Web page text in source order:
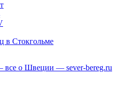
в Стокгольме
все о Швеции — sever-bereg.ru